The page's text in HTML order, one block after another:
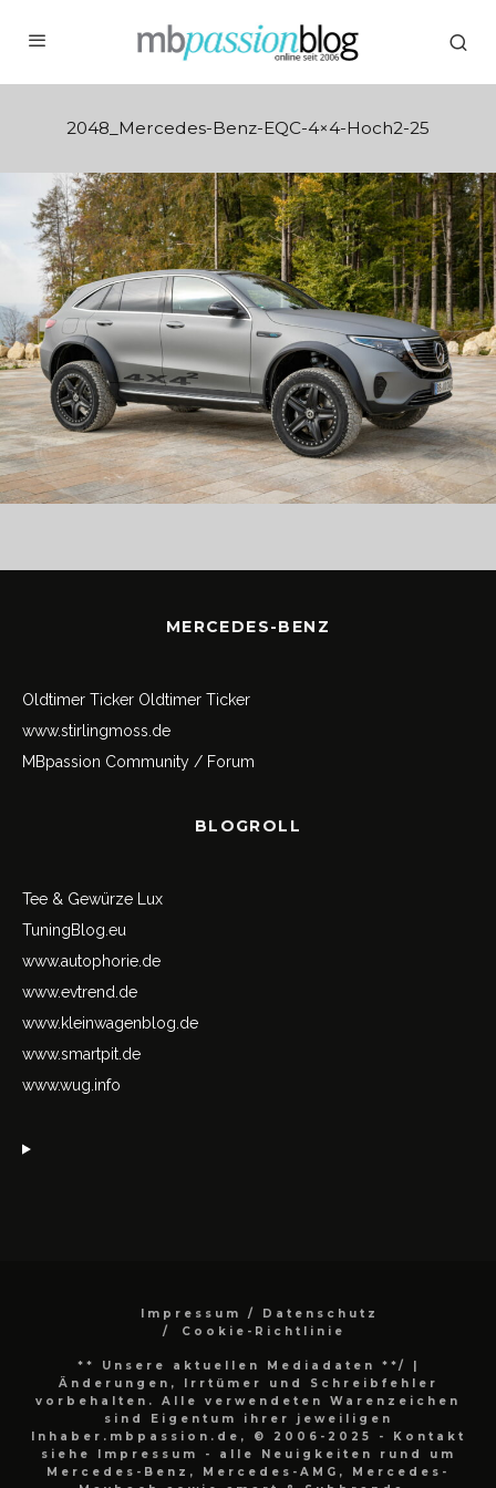
2048_Mercedes-Benz-EQC-4×4-Hoch2-25
MERCEDES-BENZ
Oldtimer Ticker Oldtimer Ticker
www.stirlingmoss.de
MBpassion Community / Forum
BLOGROLL
Tee & Gewürze Lux
TuningBlog.eu
www.autophorie.de
www.evtrend.de
www.kleinwagenblog.de
www.smartpit.de
www.wug.info
Impressum / Datenschutz
Cookie-Richtlinie
** Unsere aktuellen Mediadaten **/
|
Änderungen, Irrtümer und Schreibfehler
vorbehalten. Alle verwendeten Warenzeichen
sind Eigentum ihrer jeweiligen
Inhaber.mbpassion.de, © 2006-2025 - Kontakt
siehe Impressum - alle Neuigkeiten rund um
Mercedes-Benz, Mercedes-AMG, Mercedes-